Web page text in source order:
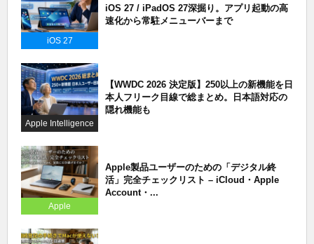
iOS 27
iOS 27 / iPadOS 27深掘り。アプリ起動の高
速化から常駐メニューバーまで
Apple Intelligence
【WWDC 2026 決定版】250以上の新機能を日
本人フリーク目線で総まとめ。日本語対応の
隠れ機能も
Apple
Apple製品ユーザーのための「デジタル終
活」完全チェックリスト – iCloud・Apple
Account・...